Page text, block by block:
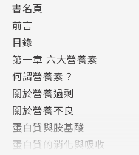
必更健康
˙皮膚發炎、掉髮、中年
乏生物素
˙改變飲食順序，「蔬菜
有助血糖穩定
˙色胺酸是褪黑激素的製
睡眠品質
˙年紀輕輕就有「老人味
和酒精
書名頁
前言
目錄
第一章 六大營養素
何謂營養素？
關於營養過剩
關於營養不良
蛋白質與胺基酸
蛋白質的消化與吸收